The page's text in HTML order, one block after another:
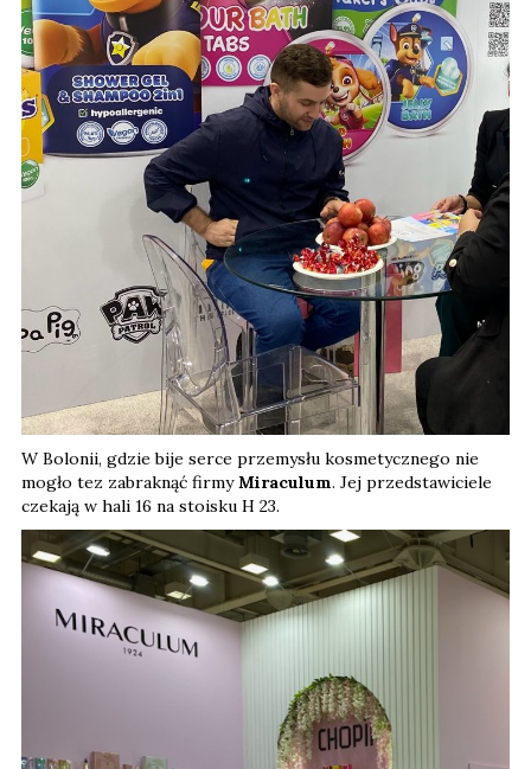
W Bolonii, gdzie bije serce przemysłu kosmetycznego nie
mogło tez zabraknąć firmyMiraculum. Jej przedstawiciele
czekają w hali 16 na stoisku H 23.